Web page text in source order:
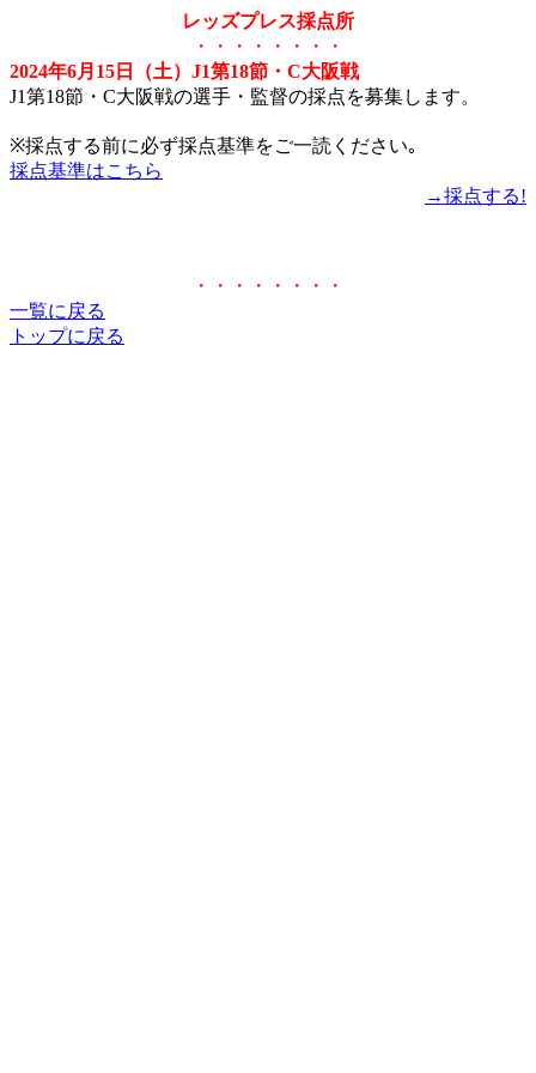
レッズプレス採点所
・・・・・・・・
2024年6月15日（土）J1第18節・C大阪戦
J1第18節・C大阪戦の選手・監督の採点を募集します。
※採点する前に必ず採点基準をご一読ください｡
採点基準はこちら
→採点する!
・・・・・・・・
一覧に戻る
トップに戻る